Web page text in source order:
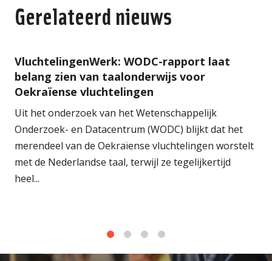
Gerelateerd nieuws
VluchtelingenWerk: WODC-rapport laat
belang zien van taalonderwijs voor
Oekraïense vluchtelingen
Uit het onderzoek van het Wetenschappelijk
Onderzoek- en Datacentrum (WODC) blijkt dat het
merendeel van de Oekraïense vluchtelingen worstelt
met de Nederlandse taal, terwijl ze tegelijkertijd
heel...